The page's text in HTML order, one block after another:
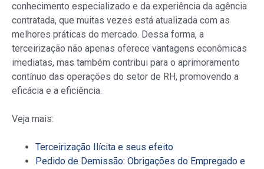
conhecimento especializado e da experiência da agência
contratada, que muitas vezes está atualizada com as
melhores práticas do mercado. Dessa forma, a
terceirização não apenas oferece vantagens econômicas
imediatas, mas também contribui para o aprimoramento
contínuo das operações do setor de RH, promovendo a
eficácia e a eficiência.
Veja mais:
Terceirização Ilícita e seus efeito
Pedido de Demissão: Obrigações do Empregado e